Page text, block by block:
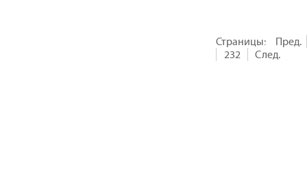
Страницы:
Пред.
232
След.